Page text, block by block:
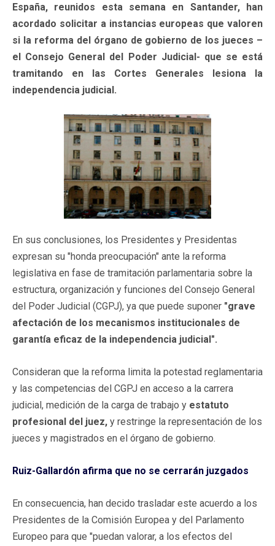
España, reunidos esta semana en Santander, han
acordado solicitar a instancias europeas que valoren
si la reforma del órgano de gobierno de los jueces –
el Consejo General del Poder Judicial- que se está
tramitando en las Cortes Generales lesiona la
independencia judicial.
En sus conclusiones, los Presidentes y Presidentas
expresan su "honda preocupación" ante la reforma
legislativa en fase de tramitación parlamentaria sobre la
estructura, organización y funciones del Consejo General
del Poder Judicial (CGPJ), ya que puede suponer "grave
afectación de los mecanismos institucionales de
garantía eficaz de la independencia judicial".
Consideran que la reforma limita la potestad reglamentaria
y las competencias del CGPJ en acceso a la carrera
judicial, medición de la carga de trabajo y estatuto
profesional del juez, y restringe la representación de los
jueces y magistrados en el órgano de gobierno.
Ruiz-Gallardón afirma que no se cerrarán juzgados
En consecuencia, han decido trasladar este acuerdo a los
Presidentes de la Comisión Europea y del Parlamento
Europeo para que "puedan valorar, a los efectos del